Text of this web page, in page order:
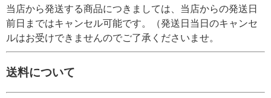
当店から発送する商品につきましては、当店からの発送日
前日まではキャンセル可能です。（発送日当日のキャンセ
ルはお受けできませんのでご了承くださいませ。
送料について